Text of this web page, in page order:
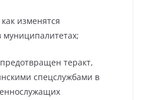
изменятся
теракт,
спецслужбами в